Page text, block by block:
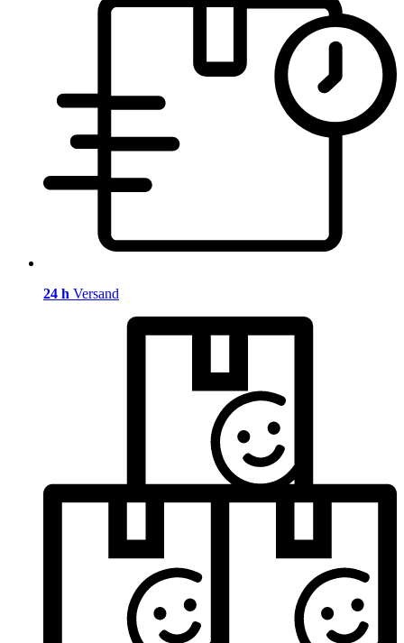
24 h Versand